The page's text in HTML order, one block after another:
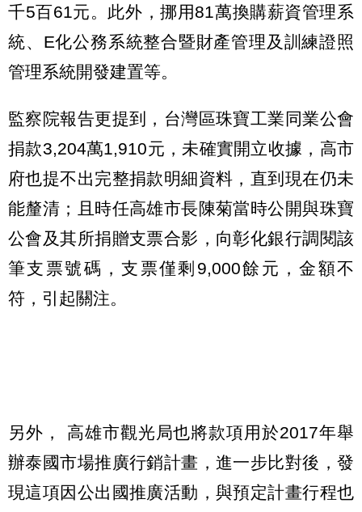
千5百61元。此外，挪用81萬換購薪資管理系
統、E化公務系統整合暨財產管理及訓練證照
管理系統開發建置等。
監察院報告更提到，台灣區珠寶工業同業公會
捐款3,204萬1,910元，未確實開立收據，高市
府也提不出完整捐款明細資料，直到現在仍未
能釐清；且時任高雄市長陳菊當時公開與珠寶
公會及其所捐贈支票合影，向彰化銀行調閱該
筆支票號碼，支票僅剩9,000餘元，金額不
符，引起關注。
另外， 高雄市觀光局也將款項用於2017年舉
辦泰國市場推廣行銷計畫，進一步比對後，發
現這項因公出國推廣活動，與預定計畫行程也